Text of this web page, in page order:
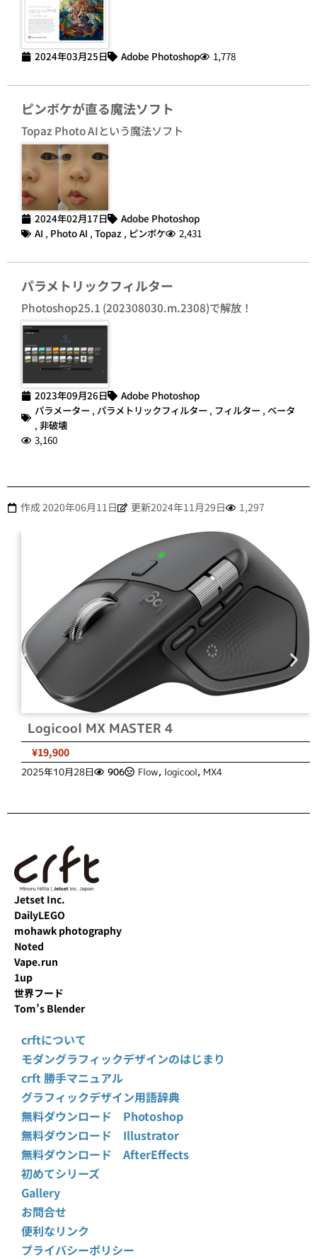
2024年03月25日 Adobe Photoshop 1,778
ピンボケが直る魔法ソフト
Topaz Photo AIという魔法ソフト
2024年02月17日
Adobe Photoshop
AI , Photo AI , Topaz , ピンボケ 2,431
パラメトリックフィルター
Photoshop25.1 (202308030.m.2308)で解放！
2023年09月26日
Adobe Photoshop
パラメーター , パラメトリックフィルター , フィルター , ベータ
, 非破壊
3,160
作成2020年06月11日 更新2024年11月29日 1,297
Logicool MX MASTER 4
¥19,900
2025年10月28日 906 Flow, logicool, MX4
Jetset Inc.
DailyLEGO
mohawk photography
Noted
Vape.run
1up
世界フード
Tom’s Blender
crftについて
モダングラフィックデザインのはじまり
crft 勝手マニュアル
グラフィックデザイン用語辞典
無料ダウンロード Photoshop
無料ダウンロード Illustrator
無料ダウンロード AfterEffects
初めてシリーズ
Gallery
お問合せ
便利なリンク
プライバシーポリシー